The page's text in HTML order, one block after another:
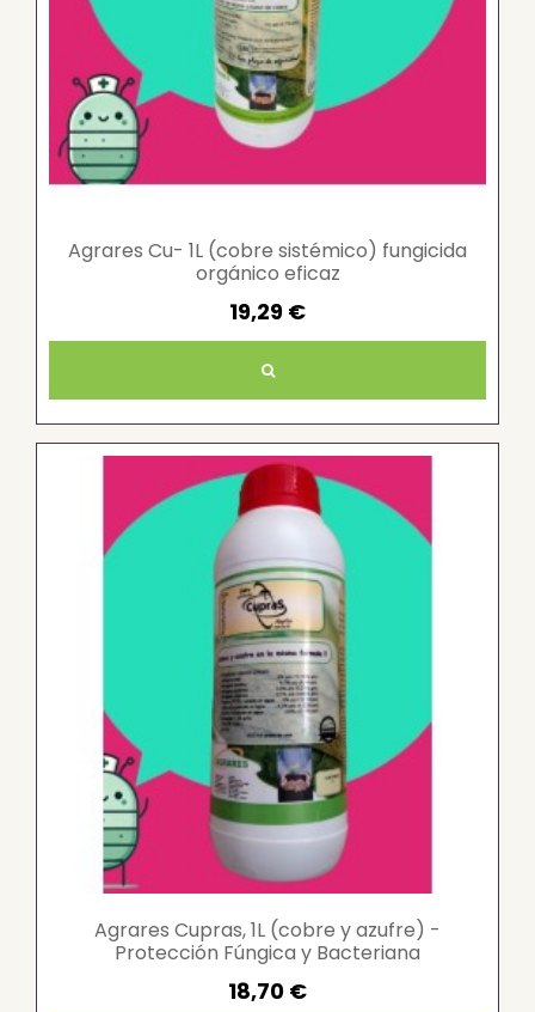
Agrares Cu- 1L (cobre sistémico) fungicida
orgánico eficaz
19,29 €
Agrares Cupras, 1L (cobre y azufre) -
Protección Fúngica y Bacteriana
18,70 €